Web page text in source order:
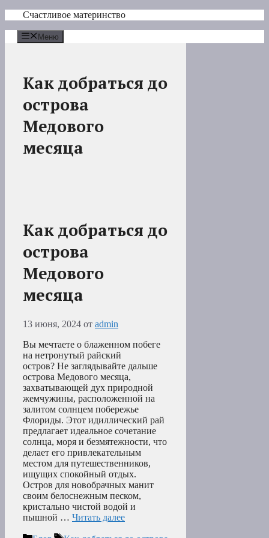
Перейти
содержимому
Счастливое материнство
Меню
Как добраться до
острова
Медового
месяца
Как добраться до
острова
Медового
месяца
13 июня, 2024 от admin
Вы мечтаете о блаженном побеге
на нетронутый райский
остров? Не заглядывайте дальше
острова Медового месяца,
захватывающей дух природной
жемчужины, расположенной на
залитом солнцем побережье
Флориды. Этот идиллический рай
предлагает идеальное сочетание
солнца, моря и безмятежности, что
делает его привлекательным
местом для путешественников,
ищущих спокойный отдых.
Остров для новобрачных манит
своим белоснежным песком,
кристально чистой водой и
пышной … Читать далее